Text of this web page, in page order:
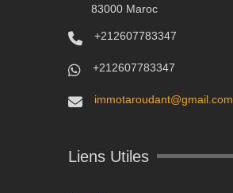
83000 Maroc
+212607783347
+212607783347
immotaroudant@gmail.com
Liens Utiles